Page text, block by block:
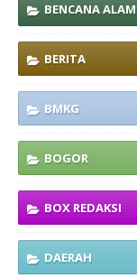
BENCANA ALAM
BERITA
BMKG
BOGOR
BOX REDAKSI
DAERAH